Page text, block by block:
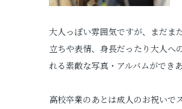
大人っぽい雰囲気ですが、まだま
立ちや表情、身長だったり大人へ
れる素敵な写真・アルバムができ
高校卒業のあとは成人のお祝いで